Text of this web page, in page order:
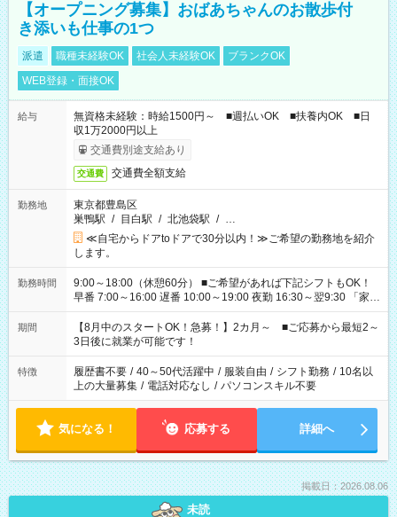
【オープニング募集】おばあちゃんのお散歩付
き添いも仕事の1つ
派遣 職種未経験OK 社会人未経験OK
ブランクOK
WEB登録・面接OK
給与
無資格未経験：時給1500円～ ■週払いOK ■扶養内OK ■日
収1万2000円以上
交通費別途支給あり
交通費 交通費全額支給
勤務地
東京都豊島区
巣鴨駅 / 目白駅 / 北池袋駅 / …
≪自宅からドアtoドアで30分以内！≫ご希望の勤務地を紹介
します。
勤務時間
9:00～18:00（休憩60分） ■ご希望があれば下記シフトもOK！
早番 7:00～16:00 遅番 10:00～19:00 夜勤 16:30～翌9:30 「家族
と休みを合わせたい」 「余裕を持って夕飯の準備がしたい」
「できれば残業はしたくない」 など、ご希望を教えてください
ね。 ※Wワーク希望の方へ 今ご覧のお仕事で希望する勤務時間
と、もう1つのお仕事の勤務時間。 合計で週40時間を超える場
合は応募できません。
期間
【8月中のスタートOK！急募！】2カ月～ ■ご応募から最短2～
3日後に就業が可能です！
特徴 履歴書不要 / 40～50代活躍中 / 服装自由 / シフト勤務 / 10名以
上の大量募集 / 電話対応なし / パソコンスキル不要
気になる！ 応募する 詳細へ
掲載日：2026.08.06
未読